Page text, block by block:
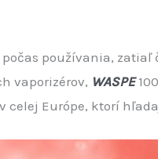
používania,
vaporizérov, WASPE
Európe, ktorí